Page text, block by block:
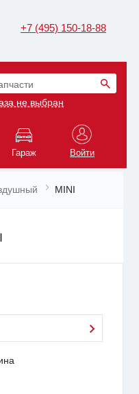
+7 (495) 150-18-88
не выбран
Гараж Войти
MINI